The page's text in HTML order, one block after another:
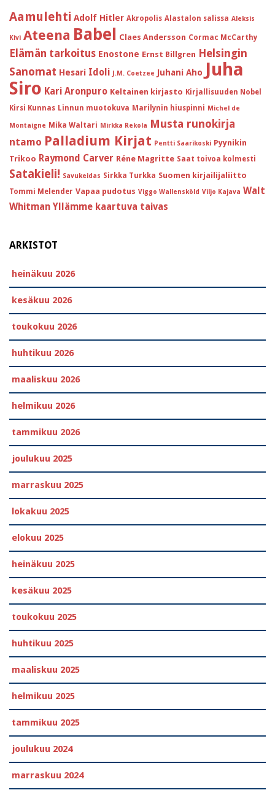
Aamulehti Adolf Hitler Akropolis Alastalon salissa Aleksis
Kivi Ateena Babel Claes Andersson Cormac McCarthy
Elämän tarkoitus Enostone Ernst Billgren Helsingin
Sanomat Hesari Idoli J.M. Coetzee Juhani Aho Juha
Siro Kari Aronpuro Keltainen kirjasto Kirjallisuuden Nobel
Kirsi Kunnas Linnun muotokuva Marilynin hiuspinni Michel de
Montaigne Mika Waltari Mirkka Rekola Musta runokirja
ntamo Palladium Kirjat Pentti Saarikoski Pyynikin
Trikoo Raymond Carver Réne Magritte Saat toivoa kolmesti
Satakieli! Savukeidas Sirkka Turkka Suomen kirjailijaliitto
Tommi Melender Vapaa pudotus Viggo Wallensköld Viljo Kajava Walt
Whitman Yllämme kaartuva taivas
ARKISTOT
heinäkuu 2026
kesäkuu 2026
toukokuu 2026
huhtikuu 2026
maaliskuu 2026
helmikuu 2026
tammikuu 2026
joulukuu 2025
marraskuu 2025
lokakuu 2025
elokuu 2025
heinäkuu 2025
kesäkuu 2025
toukokuu 2025
huhtikuu 2025
maaliskuu 2025
helmikuu 2025
tammikuu 2025
joulukuu 2024
marraskuu 2024